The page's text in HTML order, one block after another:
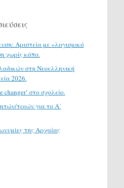
Αριστεία με «λογισμικό
χωρίς κόπο.
στη Νεοελληνική
2026.
changer’ στο σχολείο.
τριών για το Α΄
της Αρχαίας